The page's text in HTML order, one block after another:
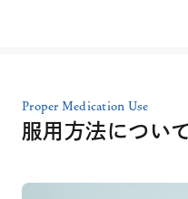
Proper Medication Use
服用方法について